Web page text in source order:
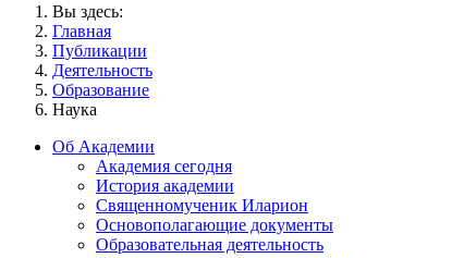
Вы здесь:
Главная
Публикации
Деятельность
Образование
Наука
Об Академии
Академия сегодня
История академии
Священномученик Иларион
Основополагающие документы
Образовательная деятельность